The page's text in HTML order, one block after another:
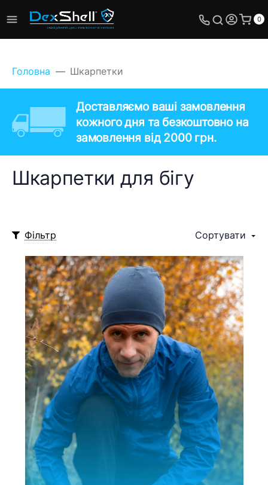
0
Головна Шкарпетки
Доставляємо ваші замовлення
кожного дня та безкоштовно на
замовлення від 2000 грн.
Шкарпетки для бігу
Фільтр Сортувати